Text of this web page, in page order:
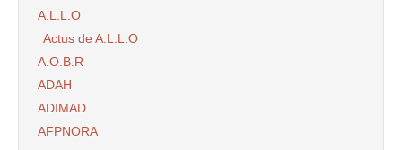
A.L.L.O
Actus de A.L.L.O
A.O.B.R
ADAH
ADIMAD
AFPNORA